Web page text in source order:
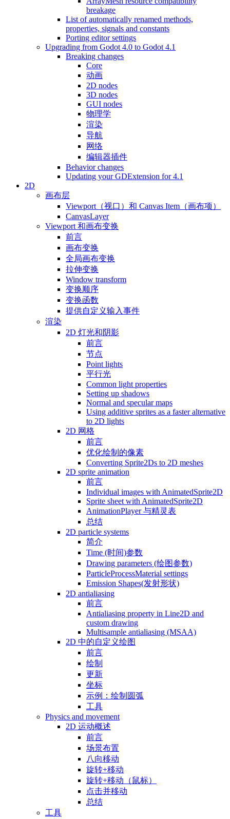
breakage
List of automatically renamed methods,
properties, signals and constants
Porting editor settings
Upgrading from Godot 4.0 to Godot 4.1
Breaking changes
Core
动画
2D nodes
3D nodes
GUI nodes
物理学
渲染
导航
网络
编辑器插件
Behavior changes
Updating your GDExtension for 4.1
2D
画布层
Viewport（视口）和 Canvas Item（画布项）
CanvasLayer
Viewport 和画布变换
前言
画布变换
全局画布变换
拉伸变换
Window transform
变换顺序
变换函数
提供自定义输入事件
渲染
2D 灯光和阴影
前言
节点
Point lights
平行光
Common light properties
Setting up shadows
Normal and specular maps
Using additive sprites as a faster alternative
to 2D lights
2D 网格
前言
优化绘制的像素
Converting Sprite2Ds to 2D meshes
2D sprite animation
前言
Individual images with AnimatedSprite2D
Sprite sheet with AnimatedSprite2D
AnimationPlayer 与精灵表
总结
2D particle systems
简介
Time (时间)参数
Drawing parameters (绘图参数)
ParticleProcessMaterial settings
Emission Shapes(发射形状)
2D antialiasing
前言
Antialiasing property in Line2D and
custom drawing
Multisample antialiasing (MSAA)
2D 中的自定义绘图
前言
绘制
更新
坐标
示例：绘制圆弧
工具
Physics and movement
2D 运动概述
前言
场景布置
八向移动
旋转+移动
旋转+移动（鼠标）
点击并移动
总结
工具